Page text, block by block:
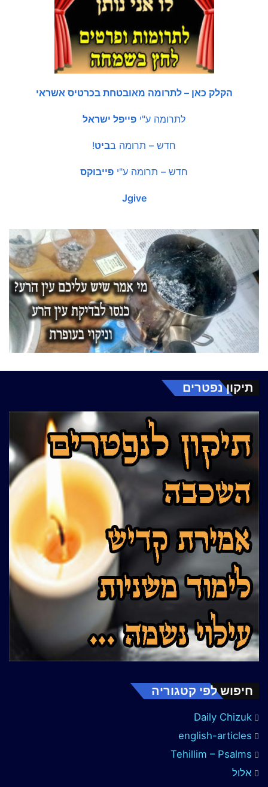
הקלק כאן – לתרומה מאובטחת בכרטיס אשראי
לתרומה ע"י פייפל ישראל
חדש – תרומה בביט!
חדש – תרומה ע"י פייבוקס
Jgive
תיקון נפטרים
חיפוש לפי קטגוריה
Daily Chizuk
english-articles
Tehillim – Psalms
אלול